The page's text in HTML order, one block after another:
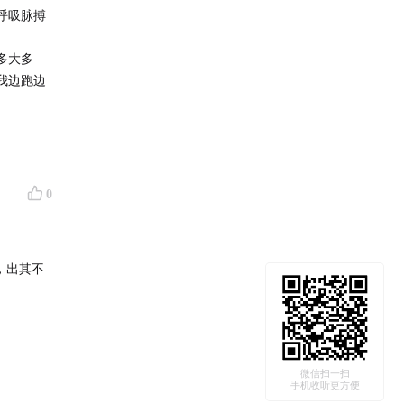
吸脉搏
大多
边跑边
调
火车上
过的
么给
具，我
0
出其不
微信扫一扫
手机收听更方便